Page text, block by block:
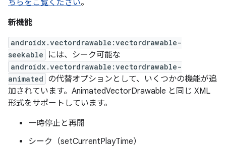
ちらをご覧ください。
新機能
androidx.vectordrawable:vectordrawable-
seekable
には、シーク可能な
androidx.vectordrawable:vectordrawable-
animated の代替オプションとして、いくつかの機能が追
加されています。AnimatedVectorDrawable と同じ XML
形式をサポートしています。
一時停止と再開
シーク（setCurrentPlayTime）